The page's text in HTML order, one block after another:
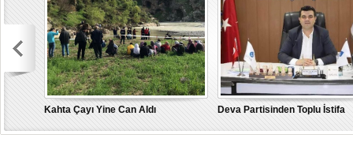
10:17 | Burak Gelir’’
15:21 | "Bu Yanlıştan Biran
Kahta Çayı Yine Can Aldı Deva Partisinden Toplu İstifa